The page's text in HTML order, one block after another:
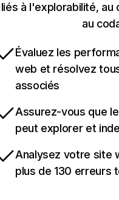
liés à l'explorabilité, au
au
Évaluez les
web et résolvez
associés
Assurez-vous que
peut explorer et
Analysez votre site
plus de 130 erreurs